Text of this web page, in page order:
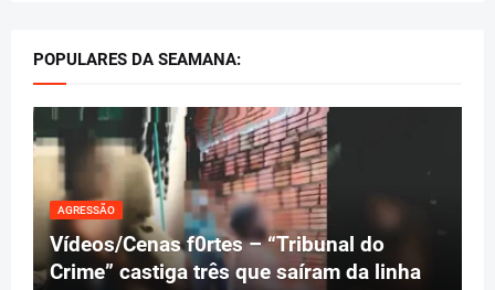
POPULARES DA SEAMANA:
AGRESSÃO
Vídeos/Cenas f0rtes – “Tribunal do
Crime” castiga três que saíram da linha